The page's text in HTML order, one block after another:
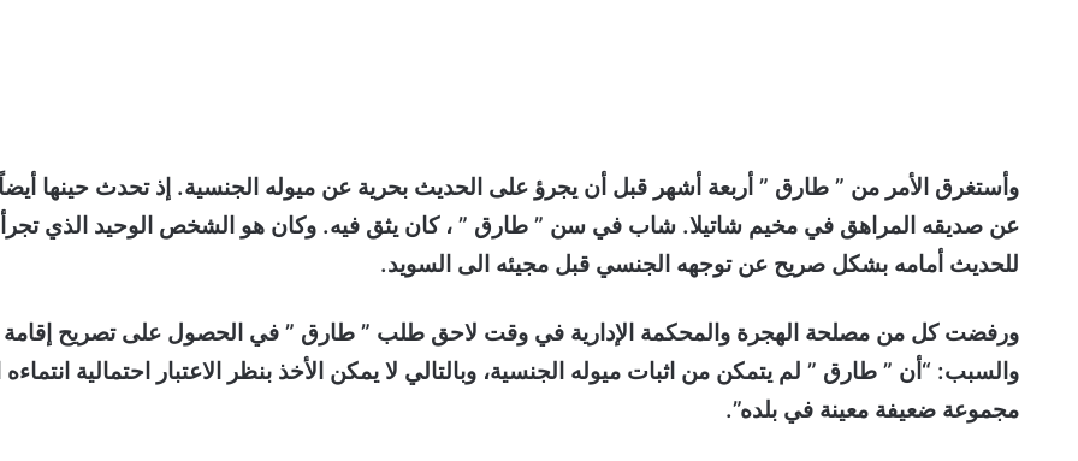
وأستغرق الأمر من ” طارق ” أربعة أشهر قبل أن يجرؤ على الحديث بحرية عن ميوله الجنسية. إذ تحدث حينها أيضاً
عن صديقه المراهق في مخيم شاتيلا. شاب في سن ” طارق ” ، كان يثق فيه. وكان هو الشخص الوحيد الذي تجرأ
للحديث أمامه بشكل صريح عن توجهه الجنسي قبل مجيئه الى السويد.
ورفضت كل من مصلحة الهجرة والمحكمة الإدارية في وقت لاحق طلب ” طارق ” في الحصول على تصريح إقامة
والسبب: “أن ” طارق ” لم يتمكن من اثبات ميوله الجنسية، وبالتالي لا يمكن الأخذ بنظر الاعتبار احتمالية انتماءه
مجموعة ضعيفة معينة في بلده”.